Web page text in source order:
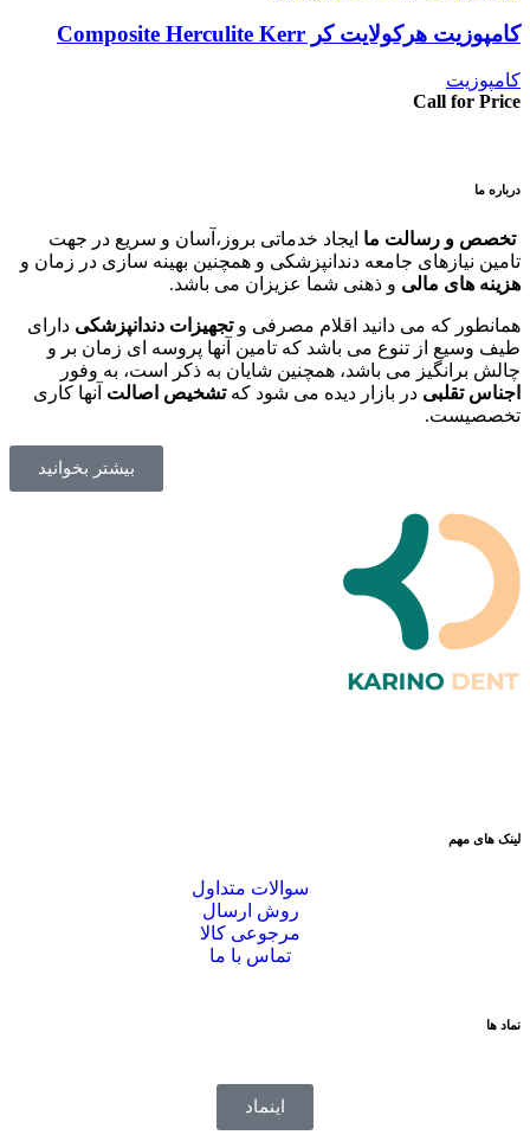
کامپوزیت هرکولایت کر Composite Herculite Kerr
کامپوزیت
Call for Price
درباره ما
تخصص و رسالت ما ایجاد خدماتی بروز،آسان و سریع در جهت
تامین نیازهای جامعه دندانپزشکی و همچنین بهینه سازی در زمان و
هزینه های مالی و ذهنی شما عزیزان می باشد.
همانطور که می دانید اقلام مصرفی وتجهیزات دندانپزشکی دارای
طیف وسیع از تنوع می باشد که تامین آنها پروسه ای زمان بر و
چالش برانگیز می باشد، همچنین شایان به ذکر است، به وفور
اجناس تقلبی در بازار دیده می شود کهتشخیص اصالت آنها کاری
تخصصیست.
بیشتر بخوانید
لینک های مهم
سوالات متداول
روش ارسال
مرجوعی کالا
تماس با ما
نماد ها
اینماد